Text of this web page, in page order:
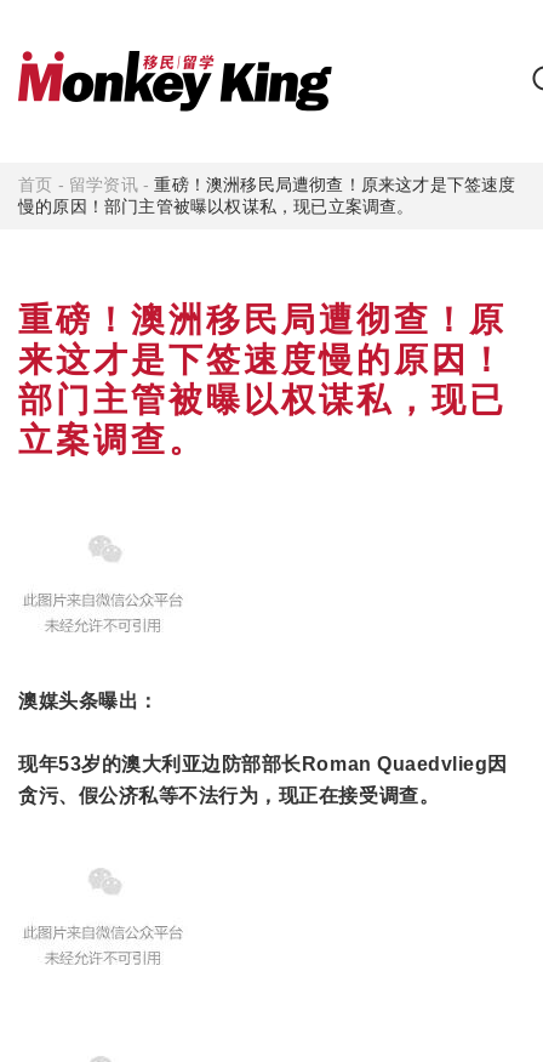
首页 - 留学资讯-重磅！澳洲移民局遭彻查！原来这才是下签速度
慢的原因！部门主管被曝以权谋私，现已立案调查。
重磅！澳洲移民局遭彻查！原
来这才是下签速度慢的原因！
部门主管被曝以权谋私，现已
立案调查。
澳媒头条曝出：
现年53岁的澳大利亚边防部部长Roman Quaedvlieg因
贪污、假公济私等不法行为，现正在接受调查。